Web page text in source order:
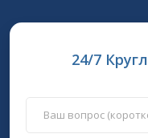
24/7